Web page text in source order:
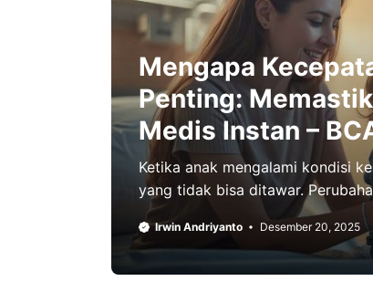
Mengapa
Penting:
Medis Instan –
Ketika anak mengalami kondisi
yang tidak bisa ditawar.
Irwin Andriyanto Desember 20, 2025